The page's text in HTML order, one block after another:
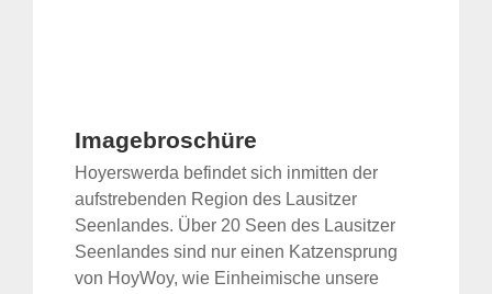
Imagebroschüre
Hoyerswerda befindet sich inmitten der
aufstrebenden Region des Lausitzer
Seenlandes. Über 20 Seen des Lausitzer
Seenlandes sind nur einen Katzensprung
von HoyWoy, wie Einheimische unsere